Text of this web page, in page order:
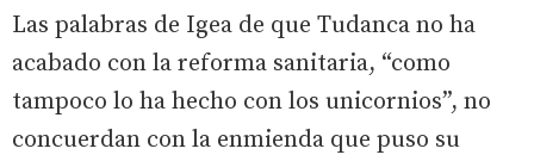
Las palabras de Igea de que Tudanca no ha
acabado con la reforma sanitaria, “como
tampoco lo ha hecho con los unicornios”, no
concuerdan con la enmienda que puso su